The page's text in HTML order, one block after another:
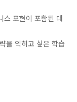
스 표현이 포함된 대
을 익히고 싶은 학습